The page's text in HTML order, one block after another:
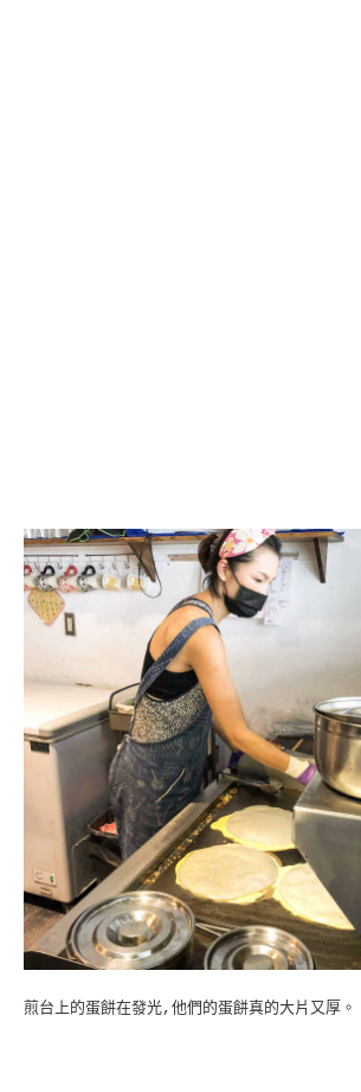
煎台上的蛋餅在發光,他們的蛋餅真的大片又厚。